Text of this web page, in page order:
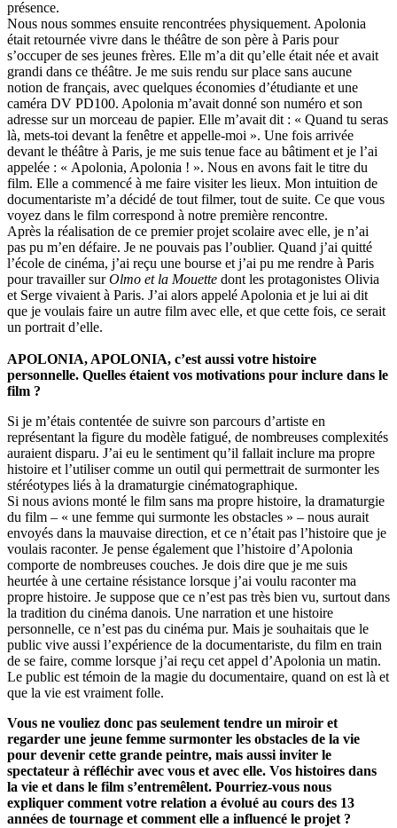
présence.
Nous nous sommes ensuite rencontrées physiquement. Apolonia
était retournée vivre dans le théâtre de son père à Paris pour
s’occuper de ses jeunes frères. Elle m’a dit qu’elle était née et avait
grandi dans ce théâtre. Je me suis rendu sur place sans aucune
notion de français, avec quelques économies d’étudiante et une
caméra DV PD100. Apolonia m’avait donné son numéro et son
adresse sur un morceau de papier. Elle m’avait dit : « Quand tu seras
là, mets-toi devant la fenêtre et appelle-moi ». Une fois arrivée
devant le théâtre à Paris, je me suis tenue face au bâtiment et je l’ai
appelée : « Apolonia, Apolonia ! ». Nous en avons fait le titre du
film. Elle a commencé à me faire visiter les lieux. Mon intuition de
documentariste m’a décidé de tout filmer, tout de suite. Ce que vous
voyez dans le film correspond à notre première rencontre.
Après la réalisation de ce premier projet scolaire avec elle, je n’ai
pas pu m’en défaire. Je ne pouvais pas l’oublier. Quand j’ai quitté
l’école de cinéma, j’ai reçu une bourse et j’ai pu me rendre à Paris
pour travailler surOlmo et la Mouette dont les protagonistes Olivia
et Serge vivaient à Paris. J’ai alors appelé Apolonia et je lui ai dit
que je voulais faire un autre film avec elle, et que cette fois, ce serait
un portrait d’elle.
APOLONIA, APOLONIA, c’est aussi votre histoire
personnelle. Quelles étaient vos motivations pour inclure dans le
film ?
Si je m’étais contentée de suivre son parcours d’artiste en
représentant la figure du modèle fatigué, de nombreuses complexités
auraient disparu. J’ai eu le sentiment qu’il fallait inclure ma propre
histoire et l’utiliser comme un outil qui permettrait de surmonter les
stéréotypes liés à la dramaturgie cinématographique.
Si nous avions monté le film sans ma propre histoire, la dramaturgie
du film – « une femme qui surmonte les obstacles » – nous aurait
envoyés dans la mauvaise direction, et ce n’était pas l’histoire que je
voulais raconter. Je pense également que l’histoire d’Apolonia
comporte de nombreuses couches. Je dois dire que je me suis
heurtée à une certaine résistance lorsque j’ai voulu raconter ma
propre histoire. Je suppose que ce n’est pas très bien vu, surtout dans
la tradition du cinéma danois. Une narration et une histoire
personnelle, ce n’est pas du cinéma pur. Mais je souhaitais que le
public vive aussi l’expérience de la documentariste, du film en train
de se faire, comme lorsque j’ai reçu cet appel d’Apolonia un matin.
Le public est témoin de la magie du documentaire, quand on est là et
que la vie est vraiment folle.
Vous ne vouliez donc pas seulement tendre un miroir et
regarder une jeune femme surmonter les obstacles de la vie
pour devenir cette grande peintre, mais aussi inviter le
spectateur à réfléchir avec vous et avec elle. Vos histoires dans
la vie et dans le film s’entremêlent. Pourriez-vous nous
expliquer comment votre relation a évolué au cours des 13
années de tournage et comment elle a influencé le projet ?